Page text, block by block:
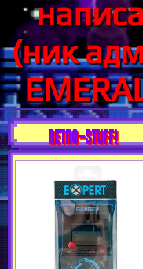
(ник
RETRO-STUFF!